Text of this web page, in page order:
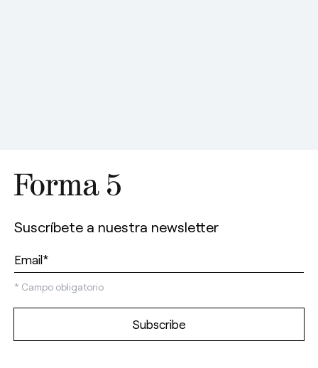
Suscríbete a nuestra newsletter
* Campo obligatorio